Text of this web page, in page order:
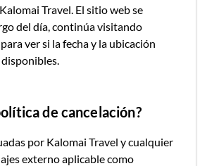
Kalomai Travel. El sitio web se
del día, continúa visitando
para ver si la fecha y la ubicación
de cancelación?
por Kalomai Travel y cualquier
externo aplicable como